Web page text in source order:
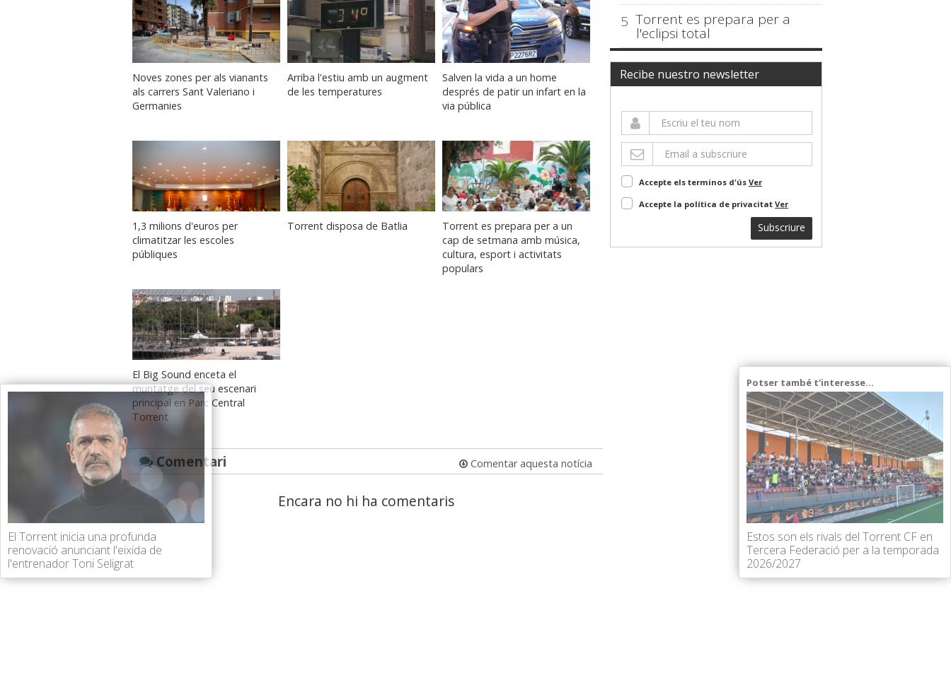
Noves zones per als vianants
als carrers Sant Valeriano i
Germanies
Arriba l'estiu amb un augment
de les temperatures
Salven la vida a un home
després de patir un infart en la
via pública
1,3 milions d'euros per
climatitzar les escoles
públiques
Torrent disposa de Batlia
Torrent es prepara per a un
cap de setmana amb música,
cultura, esport i activitats
populars
El Big Sound enceta el
muntatge del seu escenari
principal en Parc Central
Torrent
Comentari Comentar aquesta notícia
Encara no hi ha comentaris
5 Torrent es prepara per a
l'eclipsi total
Recibe nuestro newsletter
Accepte els terminos d'ús Ver
Accepte la política de privacitat Ver
Subscriure
El Torrent inicia una profunda
renovació anunciant l'eixida de
l'entrenador Toni Seligrat
Potser també t'interesse...
Estos son els rivals del Torrent CF en
Tercera Federació per a la temporada
2026/2027